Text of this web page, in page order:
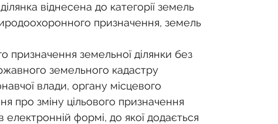
віднесена до категорії земель
призначення, земель
призначення земельної ділянки без
земельного кадастру
влади, органу місцевого
про зміну цільового призначення
електронній формі, до якої додається